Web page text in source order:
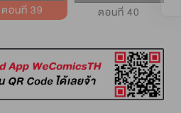
ตอนที่ 39 ตอนที่ 40